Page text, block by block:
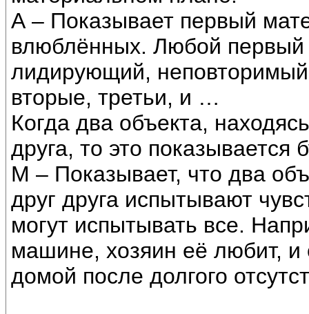
А – Показывает первый
влюблённых. Любой первый
лидирующий,
вторые, третьи, и …
Когда два объекта,
друга, то это показывается
М – Показывает, что два
друг друга испытывают
могут испытывать все.
машине, хозяин её любит,
домой после долгого